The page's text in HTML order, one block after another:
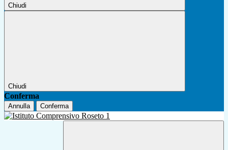
Chiudi
Chiudi
Conferma
Annulla Conferma